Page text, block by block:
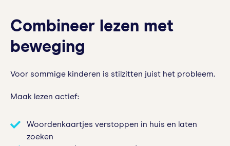
Combineer lezen met
beweging
Voor sommige kinderen is stilzitten juist het probleem.
Maak lezen actief:
Woordenkaartjes verstoppen in huis en laten
zoeken